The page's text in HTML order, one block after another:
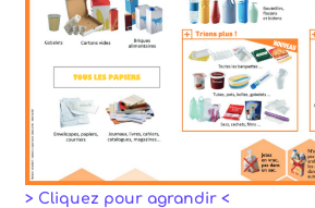
> Cliquez pour agrandir <